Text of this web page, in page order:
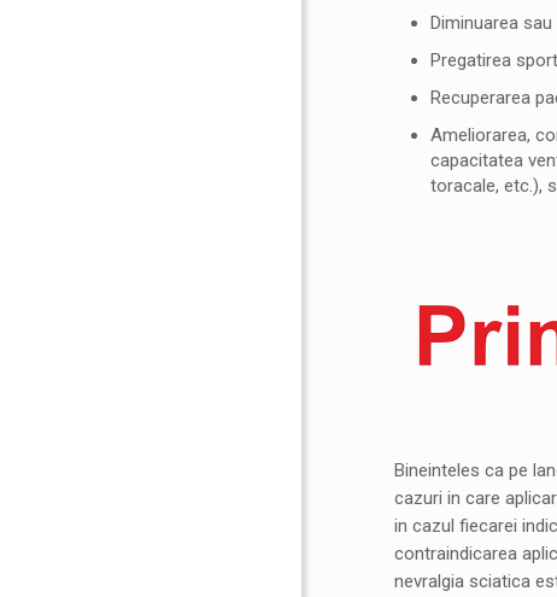
Diminuarea
Pregatirea
Recuperarea
Ameliorarea,
capacitatea
toracale, etc.),
Bineinteles ca pe
cazuri in care
in cazul fiecarei
contraindicarea
nevralgia sciatica